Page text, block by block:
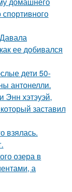
спортивного
ее добивался
дети 50-
антонелли.
Энн хэтэуэй,
заставил
взялась.
озера в
а